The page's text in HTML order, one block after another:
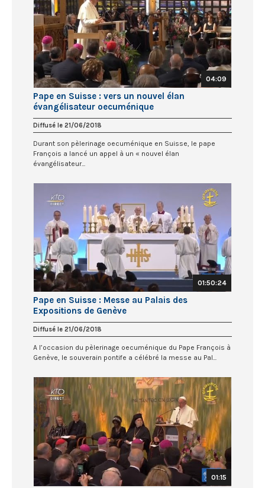
04:09
Pape en Suisse : vers un nouvel élan
évangélisateur oecuménique
Diffusé le 21/06/2018
Durant son pèlerinage oecuménique en Suisse, le pape
François a lancé un appel à un « nouvel élan
évangélisateur...
01:50:24
Pape en Suisse : Messe au Palais des
Expositions de Genève
Diffusé le 21/06/2018
A l’occasion du pèlerinage oecuménique du Pape François à
Genève, le souverain pontife a célébré la messe au Pal...
01:15